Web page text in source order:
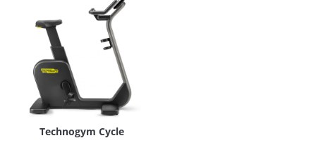
Technogym Cycle